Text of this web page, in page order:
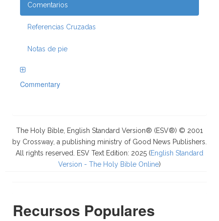
Comentarios
Referencias Cruzadas
Notas de pie
Commentary
The Holy Bible, English Standard Version® (ESV®) © 2001
by Crossway, a publishing ministry of Good News Publishers.
All rights reserved. ESV Text Edition: 2025 (English Standard
Version - The Holy Bible Online)
Recursos Populares